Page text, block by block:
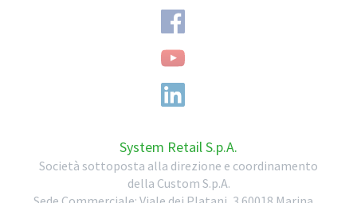
System Retail S.p.A.
Società sottoposta alla direzione e coordinamento
della Custom S.p.A.